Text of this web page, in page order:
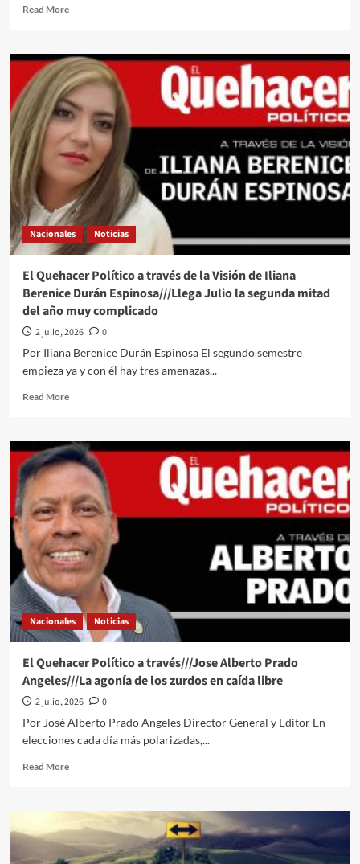
Read MoreRead
El
Quehacer
Político
a
través
de
la
Silla
Vacía
en
la
opinión
del
Lic
Carlos
Montalvo
Hernández///El
Estado
Nacionales Noticias
El Quehacer Político a través de la Visión de Iliana
Berenice Durán Espinosa///Llega Julio la segunda mitad
del año muy complicado
2 julio, 2026
0
Por Iliana Berenice Durán Espinosa El segundo semestre
empieza ya y con él hay tres amenazas...
Read MoreRead
El
Quehacer
Político
través
de
la
Visión
de
Iliana
Berenice
Durán
Espinosa///Llega
Julio
segunda
mitad
del
muy
complicado
Nacionales Noticias
El Quehacer Político a través///Jose Alberto Prado
Angeles///La agonía de los zurdos en caída libre
2 julio, 2026
0
Por José Alberto Prado Angeles Director General y Editor En
elecciones cada día más polarizadas,...
Read MoreRead
El
Quehacer
a